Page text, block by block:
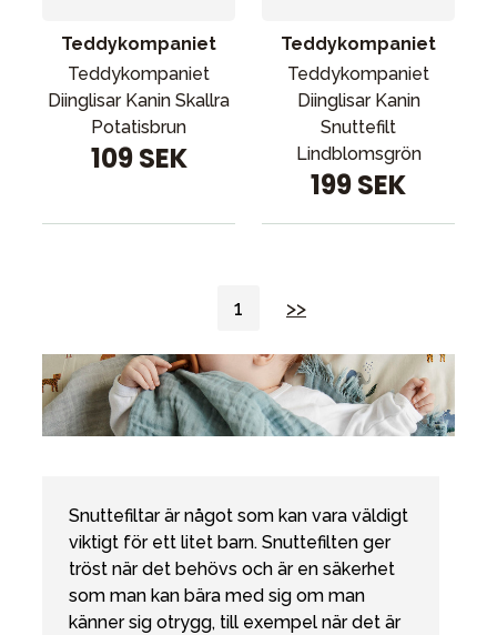
Teddykompaniet
Teddykompaniet
Diinglisar Kanin Skallra
Potatisbrun
109 SEK
Teddykompaniet
Teddykompaniet
Diinglisar Kanin
Snuttefilt
Lindblomsgrön
199 SEK
1 >>
Snuttefiltar är något som kan vara väldigt
viktigt för ett litet barn. Snuttefilten ger
tröst när det behövs och är en säkerhet
som man kan bära med sig om man
känner sig otrygg, till exempel när det är